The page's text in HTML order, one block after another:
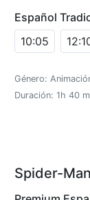
Español
10:05
Género:
Duración: 1h 40
Spider-